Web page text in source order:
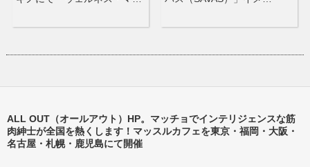
ALL OUT（オールアウト）HP。マッチョでインテリジェンスな筋
肉紳士が全国を熱くします！マッスルカフェを東京・福岡・大阪・
名古屋・札幌・鹿児島にて開催